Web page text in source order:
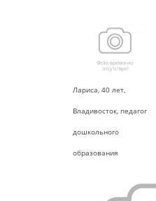
Лариса, 40 лет,
Владивосток, педагог
дошкольного
образования